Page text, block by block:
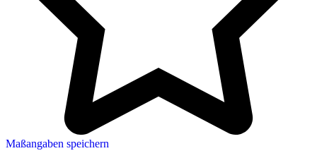
Maßangaben speichern